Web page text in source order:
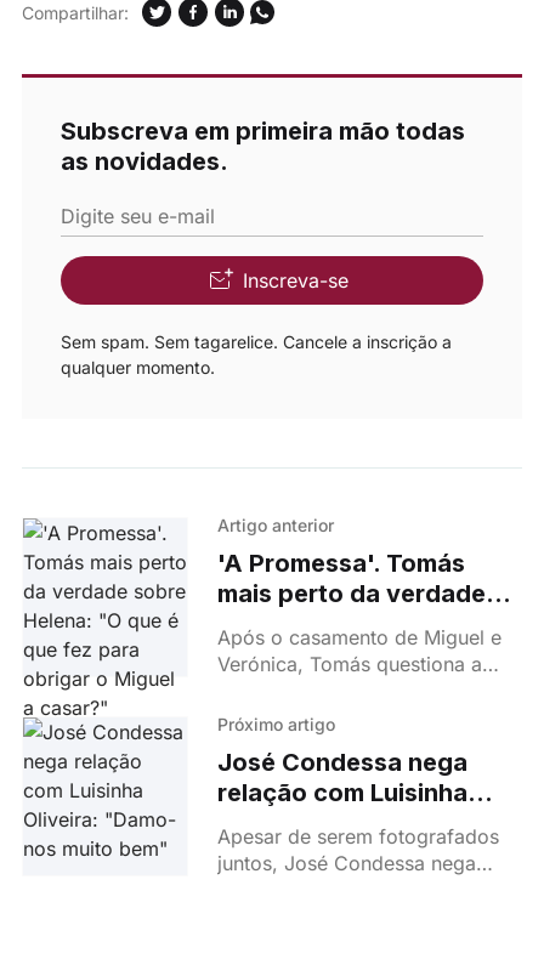
Compartilhar:
Subscreva em primeira mão todas
as novidades.
Digite seu e-mail
Inscreva-se
Sem spam. Sem tagarelice. Cancele a inscrição a
qualquer momento.
Artigo anterior
'A Promessa'. Tomás
mais perto da verdade
sobre Helena: "O que é
que fez para obrigar o
Miguel a casar?"
Após o casamento de Miguel e
Verónica, Tomás questiona a
enquanto Miguel revela a sua
todos que considera
responsáveis pela sua situação.
Próximo artigo
José Condessa nega
relação com Luisinha
Oliveira: "Damo-nos
muito bem"
Apesar de serem fotografados
juntos, José Condessa nega